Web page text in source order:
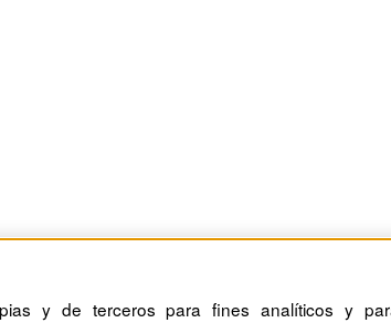
y de terceros para fines analíticos y